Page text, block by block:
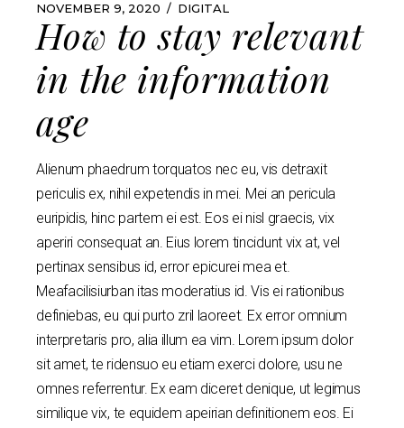
NOVEMBER 9, 2020 DIGITAL
How to stay relevant
in the information
age
Alienum phaedrum torquatos nec eu, vis detraxit
periculis ex, nihil expetendis in mei. Mei an pericula
euripidis, hinc partem ei est. Eos ei nisl graecis, vix
aperiri consequat an. Eius lorem tincidunt vix at, vel
pertinax sensibus id, error epicurei mea et.
Meafacilisiurban itas moderatius id. Vis ei rationibus
definiebas, eu qui purto zril laoreet. Ex error omnium
interpretaris pro, alia illum ea vim. Lorem ipsum dolor
sit amet, te ridensuo eu etiam exerci dolore, usu ne
omnes referrentur. Ex eam diceret denique, ut legimus
similique vix, te equidem apeirian definitionem eos. Ei